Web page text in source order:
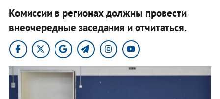
Комиссии в регионах должны провести
внеочередные заседания и отчитаться.